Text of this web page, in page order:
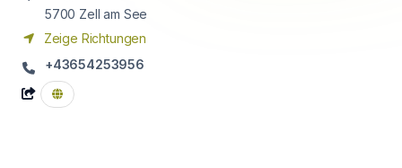
5700 Zell am See
Zeige Richtungen
+43654253956